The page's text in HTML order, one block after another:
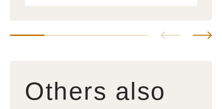
Others also